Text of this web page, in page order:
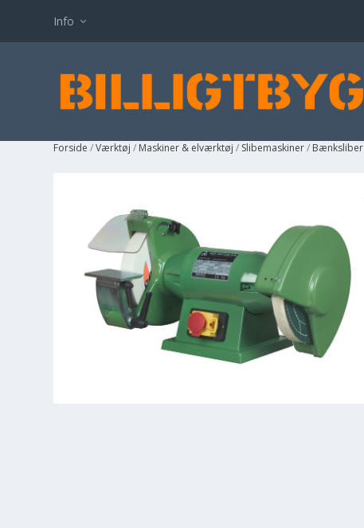
Info
Forside /Værktøj / Maskiner & elværktøj / Slibemaskiner/ Bænksliber